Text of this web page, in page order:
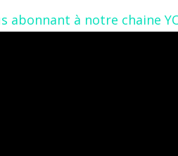
abonnant à notre chaine